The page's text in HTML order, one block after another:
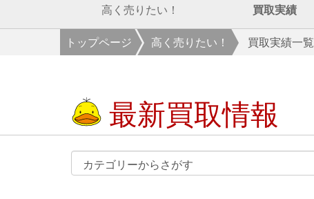
高く売りたい！ 買取実績
トップページ 高く売りたい！ 買取実績一覧
最新買取情報